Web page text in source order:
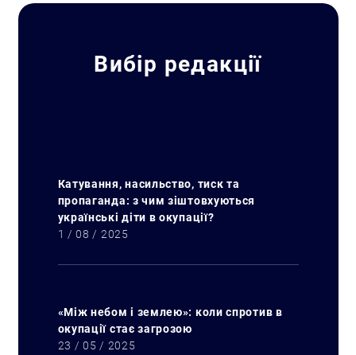
Вибір редакції
Катування, насильство, тиск та
пропаганда: з чим зіштовхуються
українські діти в окупації?
1 / 08 / 2025
«Між небом і землею»: коли спротив в
окупації стає загрозою
23 / 05 / 2025